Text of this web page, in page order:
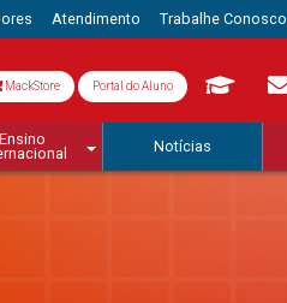
Atendimento Trabalhe Conosco
MackStore Portal do Aluno
Ensino
Notícias